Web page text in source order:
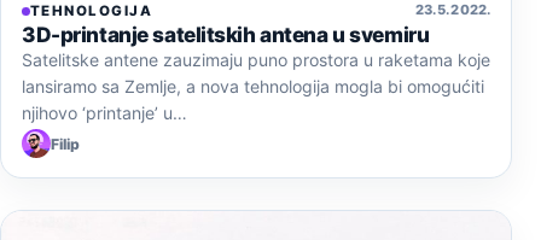
TEHNOLOGIJA 23. 5. 2022.
3D-printanje satelitskih antena u svemiru
Satelitske antene zauzimaju puno prostora u raketama koje
lansiramo sa Zemlje, a nova tehnologija mogla bi omogućiti
njihovo ‘printanje’ u…
Filip